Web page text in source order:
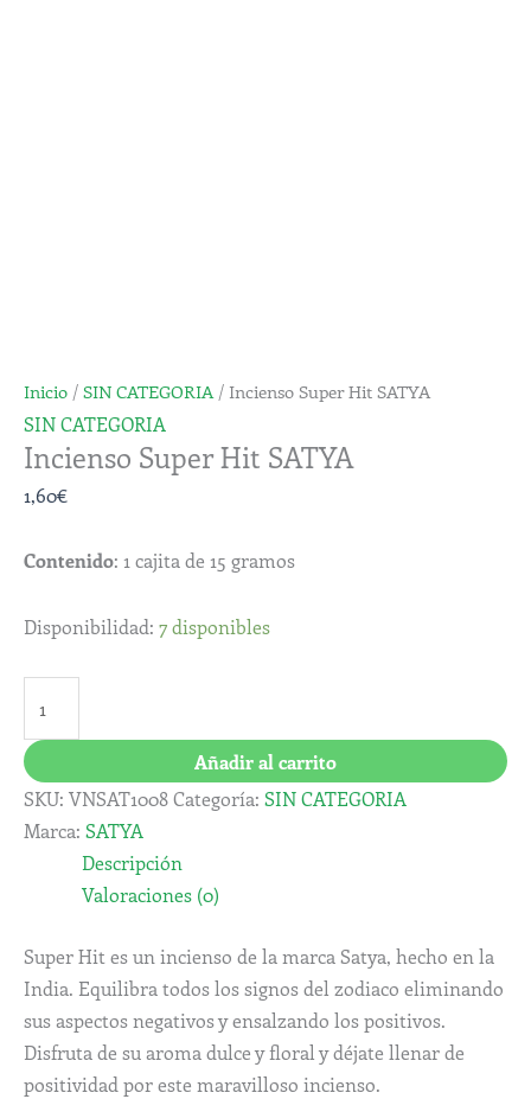
Inicio / SIN CATEGORIA/ Incienso Super Hit SATYA
SIN CATEGORIA
Incienso Super Hit SATYA
1,60€
Contenido: 1 cajita de 15 gramos
Disponibilidad: 7 disponibles
Añadir al carrito
SKU: VNSAT1008Categoría: SIN CATEGORIA
Marca: SATYA
Descripción
Valoraciones (0)
Super Hit es un incienso de la marca Satya, hecho en la
India. Equilibra todos los signos del zodiaco eliminando
sus aspectos negativos y ensalzando los positivos.
Disfruta de su aroma dulce y floral y déjate llenar de
positividad por este maravilloso incienso.